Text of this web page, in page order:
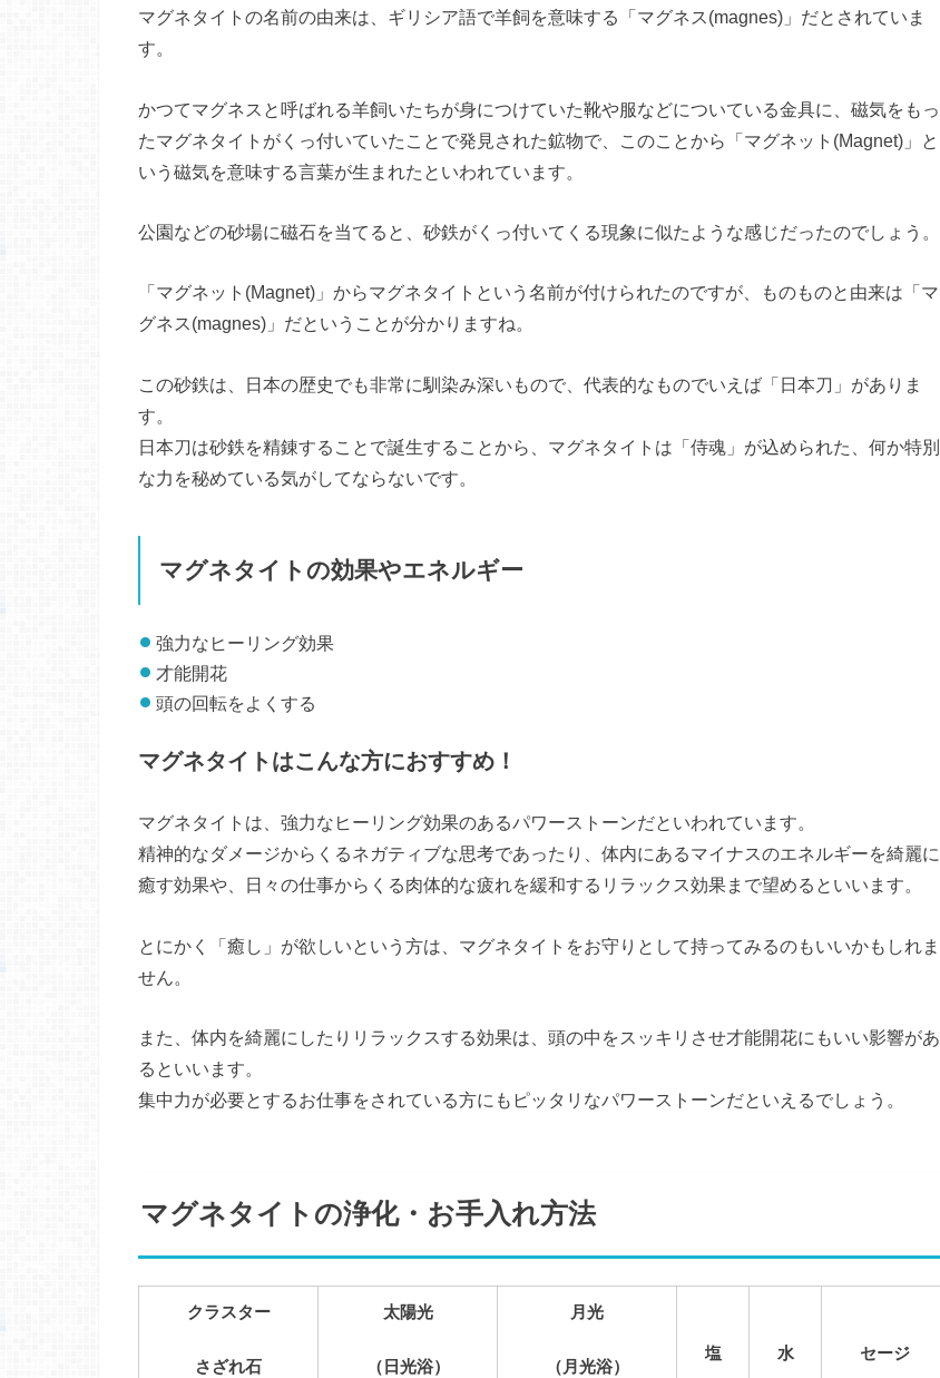
マグネタイトの名前の由来は、ギリシア語で羊飼を意味する「マグネス(magnes)」だとされていま
す。
かつてマグネスと呼ばれる羊飼いたちが身につけていた靴や服などについている金具に、磁気をもっ
たマグネタイトがくっ付いていたことで発見された鉱物で、このことから「マグネット(Magnet)」と
いう磁気を意味する言葉が生まれたといわれています。
公園などの砂場に磁石を当てると、砂鉄がくっ付いてくる現象に似たような感じだったのでしょう。
「マグネット(Magnet)」からマグネタイトという名前が付けられたのですが、ものものと由来は「マ
グネス(magnes)」だということが分かりますね。
この砂鉄は、日本の歴史でも非常に馴染み深いもので、代表的なものでいえば「日本刀」がありま
す。
日本刀は砂鉄を精錬することで誕生することから、マグネタイトは「侍魂」が込められた、何か特別
な力を秘めている気がしてならないです。
マグネタイトの効果やエネルギー
強力なヒーリング効果
才能開花
頭の回転をよくする
マグネタイトはこんな方におすすめ！
マグネタイトは、強力なヒーリング効果のあるパワーストーンだといわれています。
精神的なダメージからくるネガティブな思考であったり、体内にあるマイナスのエネルギーを綺麗に
癒す効果や、日々の仕事からくる肉体的な疲れを緩和するリラックス効果まで望めるといいます。
とにかく「癒し」が欲しいという方は、マグネタイトをお守りとして持ってみるのもいいかもしれま
せん。
また、体内を綺麗にしたりリラックスする効果は、頭の中をスッキリさせ才能開花にもいい影響があ
るといいます。
集中力が必要とするお仕事をされている方にもピッタリなパワーストーンだといえるでしょう。
マグネタイトの浄化・お手入れ方法
クラスター
さざれ石
太陽光
（日光浴）
月光
（月光浴）
塩 水 セージ